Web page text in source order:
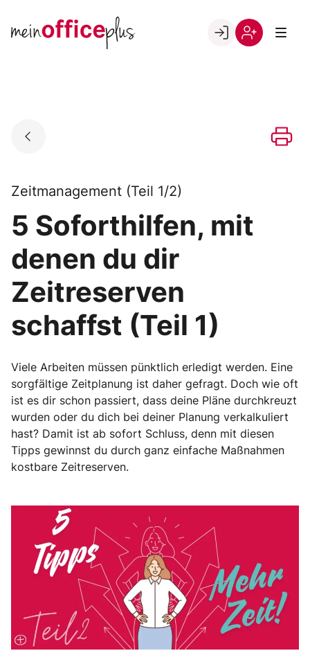
content
Go to landing page.
Zeitmanagement (Teil 1/2)
5 Soforthilfen, mit
denen du dir
Zeitreserven
schaffst (Teil 1)
Viele Arbeiten müssen pünktlich erledigt werden. Eine
sorgfältige Zeitplanung ist daher gefragt. Doch wie oft
ist es dir schon passiert, dass deine Pläne durchkreuzt
wurden oder du dich bei deiner Planung verkalkuliert
hast? Damit ist ab sofort Schluss, denn mit diesen
Tipps gewinnst du durch ganz einfache Maßnahmen
kostbare Zeitreserven.